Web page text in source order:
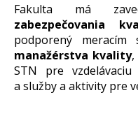
Fakulta má
zabezpečovania
podporený
manažérstva kvality,
STN pre
a služby a aktivity pre